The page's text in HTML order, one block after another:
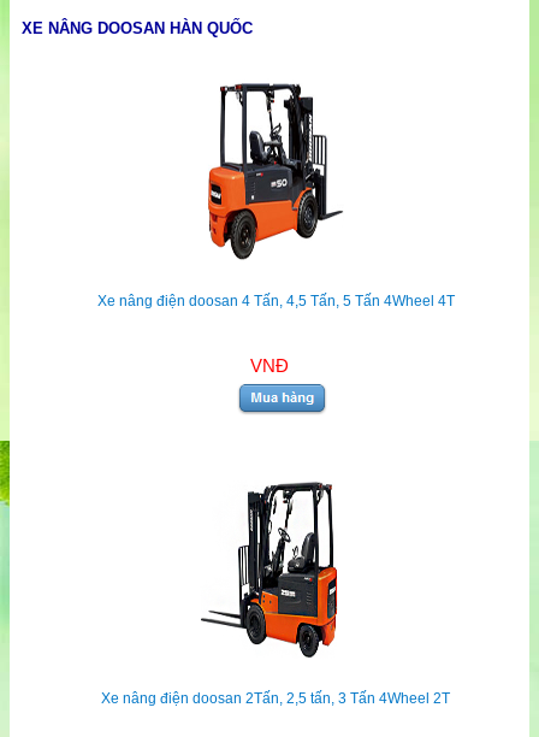
XE NÂNG DOOSAN HÀN QUỐC
Xe nâng điện doosan 4 Tấn, 4,5 Tấn, 5 Tấn 4Wheel 4T
VNĐ
Xe nâng điện doosan 2Tấn, 2,5 tấn, 3 Tấn 4Wheel 2T